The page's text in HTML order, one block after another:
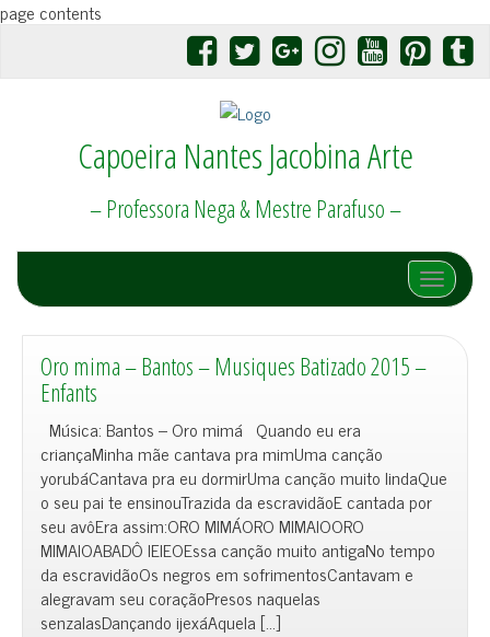
page contents
Capoeira Nantes Jacobina Arte
– Professora Nega & Mestre Parafuso –
Afficher/
Oro mima – Bantos – Musiques Batizado 2015 –
Enfants
Música: Bantos – Oro mimá Quando eu era
criançaMinha mãe cantava pra mimUma canção
yorubáCantava pra eu dormirUma canção muito lindaQue
o seu pai te ensinouTrazida da escravidãoE cantada por
seu avôEra assim:ORO MIMÁORO MIMAIOORO
MIMAIOABADÔ IEIEOEssa canção muito antigaNo tempo
da escravidãoOs negros em sofrimentosCantavam e
alegravam seu coraçãoPresos naquelas
senzalasDançando ijexáAquela […]